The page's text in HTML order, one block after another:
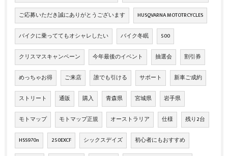
ご応募いただき誠にありがとうございます HUSQVARNA MOTOTRCYCLES
バイクに乗っててもオシャレしたい バイク冬眠 500
クリスマスキャンペーン 今年最後のイベント 抽選会 割引券
めっちゃお得 ご来店 誰でも引ける サポート 新車ご成約
ストリート 通販 購入 青森県 宮城県 岩手県
モトマップ モトマップ正規 オーストラリア 仕様 残り2台
HSS970n 250EXCF シックスデイズ 初心者にもおすすめ